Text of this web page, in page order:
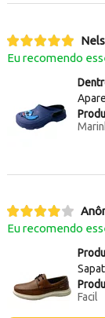
Eu recomendo
Eu recomendo
Facil